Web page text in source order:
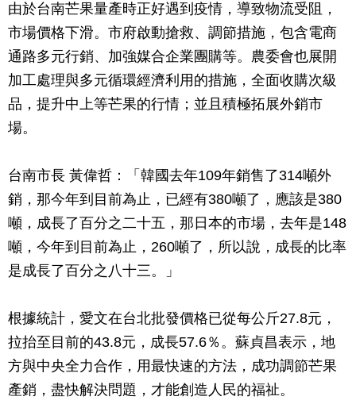
由於台南芒果量產時正好遇到疫情，導致物流受阻，
市場價格下滑。市府啟動搶救、調節措施，包含電商
通路多元行銷、加強媒合企業團購等。農委會也展開
加工處理與多元循環經濟利用的措施，全面收購次級
品，提升中上等芒果的行情；並且積極拓展外銷市
場。
台南市長 黃偉哲：「韓國去年109年銷售了314噸外
銷，那今年到目前為止，已經有380噸了，應該是380
噸，成長了百分之二十五，那日本的市場，去年是148
噸，今年到目前為止，260噸了，所以說，成長的比率
是成長了百分之八十三。」
根據統計，愛文在台北批發價格已從每公斤27.8元，
拉抬至目前的43.8元，成長57.6％。蘇貞昌表示，地
方與中央全力合作，用最快速的方法，成功調節芒果
產銷，盡快解決問題，才能創造人民的福祉。